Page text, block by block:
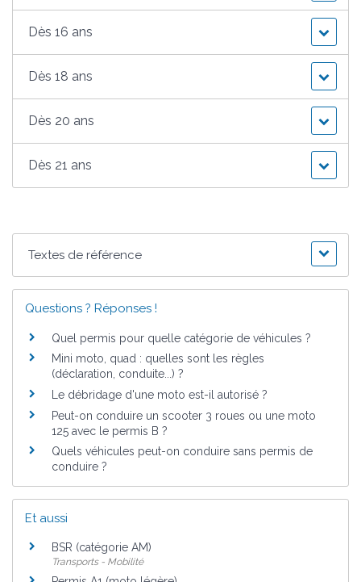
Dès 16 ans
Dès 18 ans
Dès 20 ans
Dès 21 ans
Textes de référence
Questions ? Réponses !
Quel permis pour quelle catégorie de véhicules ?
Mini moto, quad : quelles sont les règles
(déclaration, conduite...) ?
Le débridage d'une moto est-il autorisé ?
Peut-on conduire un scooter 3 roues ou une moto
125 avec le permis B ?
Quels véhicules peut-on conduire sans permis de
conduire ?
Et aussi
BSR (catégorie AM)
Transports - Mobilité